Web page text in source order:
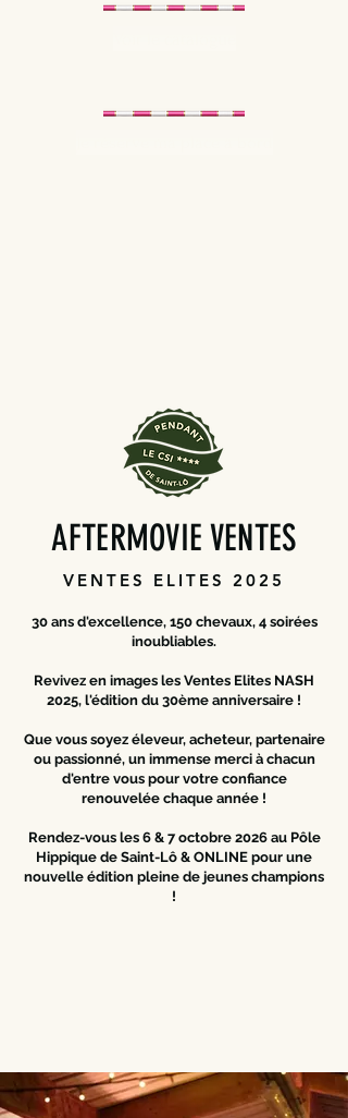
AFTERMOVIE VENTES
VENTES ELITES 2025
30 ans d'excellence, 150 chevaux, 4 soirées
inoubliables.
Revivez en images les Ventes Elites NASH
2025, l'édition du 30ème anniversaire !
Que vous soyez éleveur, acheteur, partenaire
ou passionné, un immense merci à chacun
d'entre vous pour votre confiance
renouvelée chaque année !
Rendez-vous les 6 & 7 octobre 2026 au Pôle
Hippique de Saint-Lô & ONLINE pour une
nouvelle édition pleine de jeunes champions
!